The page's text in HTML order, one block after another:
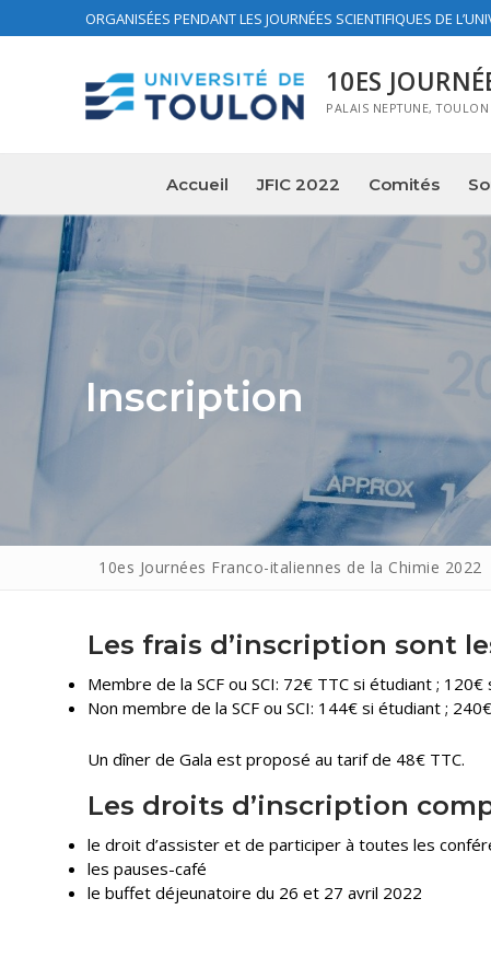
ORGANISÉES PENDANT LES JOURNÉES SCIENTIFIQUES DE
10ES
PALAIS NEPTUNE,
Accueil JFIC 2022 Comités
Inscription
10es Journées Franco-italiennes de la Chimie 2022
Les frais d’inscription sont
Membre de la SCF ou SCI: 72€ TTC si étudiant ; 120€
Non membre de la SCF ou SCI: 144€ si étudiant ;
Un dîner de Gala est proposé au tarif de 48€ TTC.
Les droits d’inscription
le droit d’assister et de participer à toutes les
les pauses-café
le buffet déjeunatoire du 26 et 27 avril 2022